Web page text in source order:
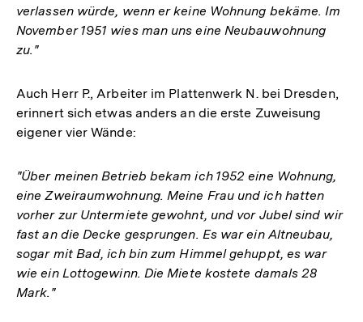
verlassen würde, wenn er keine Wohnung bekäme. Im
November 1951 wies man uns eine Neubauwohnung
zu."
Auch Herr P., Arbeiter im Plattenwerk N. bei Dresden,
erinnert sich etwas anders an die erste Zuweisung
eigener vier Wände:
"Über meinen Betrieb bekam ich 1952 eine Wohnung,
eine Zweiraumwohnung. Meine Frau und ich hatten
vorher zur Untermiete gewohnt, und vor Jubel sind wir
fast an die Decke gesprungen. Es war ein Altneubau,
sogar mit Bad, ich bin zum Himmel gehuppt, es war
wie ein Lottogewinn. Die Miete kostete damals 28
Mark."